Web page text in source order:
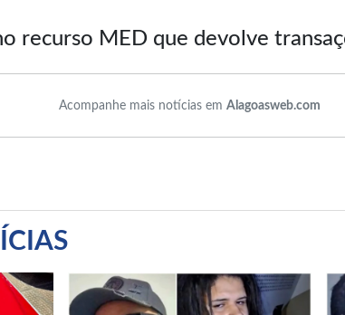
recurso MED que devolve
Acompanhe mais notícias em Alagoasweb.com